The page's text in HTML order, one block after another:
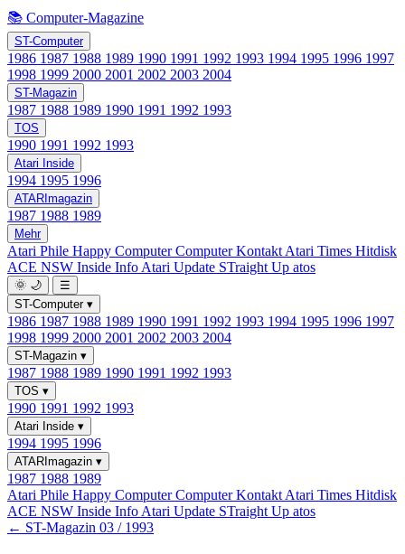
📚 Computer-Magazine
ST-Computer
1986 1987 1988 1989 1990 1991 1992 1993 1994 1995 1996 1997
1998 1999 2000 2001 2002 2003 2004
ST-Magazin
1987 1988 1989 1990 1991 1992 1993
TOS
1990 1991 1992 1993
Atari Inside
1994 1995 1996
ATARImagazin
1987 1988 1989
Mehr
Atari Phile Happy ComputerComputer Kontakt Atari Times Hitdisk
ACE NSW Inside Info Atari Update STraight Up atos
🌞 🌙
☰
ST-Computer ▾
1986 1987 1988 1989 1990 1991 1992 1993 1994 1995 1996 1997
1998 1999 2000 2001 2002 2003 2004
ST-Magazin ▾
1987 1988 1989 1990 1991 1992 1993
TOS ▾
1990 1991 1992 1993
Atari Inside ▾
1994 1995 1996
ATARImagazin ▾
1987 1988 1989
Atari Phile Happy ComputerComputer Kontakt Atari Times Hitdisk
ACE NSW Inside Info Atari Update STraight Up atos
← ST-Magazin 03 / 1993